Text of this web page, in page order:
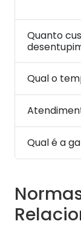
Quanto
Qual o
Qual é a